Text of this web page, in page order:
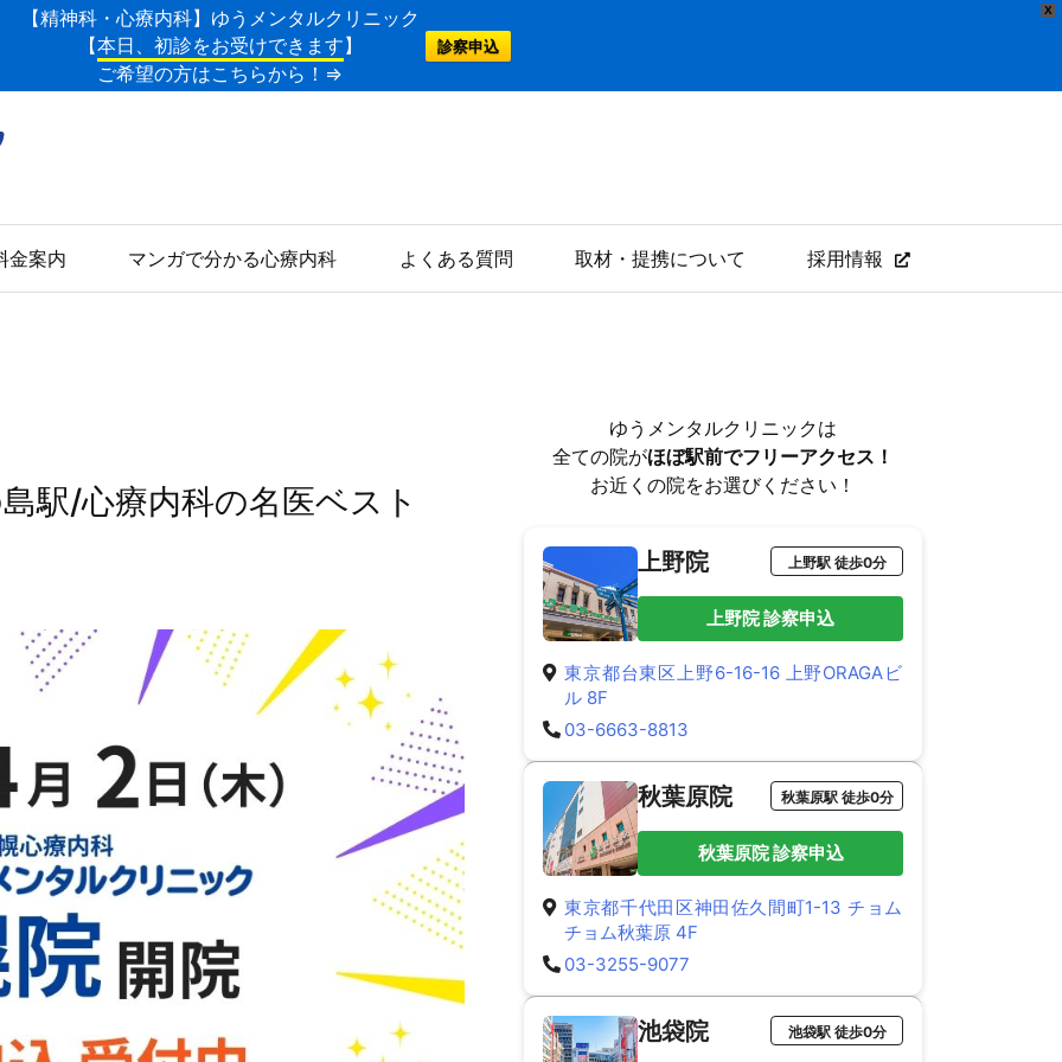
X
【精神科・心療内科】ゆうメンタルクリニック
【本日、初診をお受けできます】
ご希望の方はこちらから！⇒
診察申込
金案内 マンガで分かる心療内科 よくある質問 取材・提携について 採用情報
駅/心療内科の名医ベスト
ゆうメンタルクリニックは
全ての院がほぼ駅前でフリーアクセス！
お近くの院をお選びください！
上野院 上野駅 徒歩0分
上野院 診察申込
東京都台東区上野6-16-16 上野ORAGAビ
ル 8F
03-6663-8813
秋葉原院 秋葉原駅 徒歩0分
秋葉原院 診察申込
東京都千代田区神田佐久間町1-13 チョム
チョム秋葉原 4F
03-3255-9077
池袋院 池袋駅 徒歩0分